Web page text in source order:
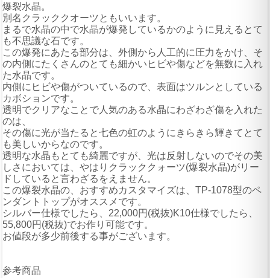
爆裂水晶。
別名クラッククオーツともいいます。
まるで水晶の中で水晶が爆発しているかのように見えるとて
も不思議な石です。
この爆発にあたる部分は、外側から人工的に圧力をかけ、そ
の内側にたくさんのとても細かいヒビや傷などを無数に入れ
た水晶です。
内側にヒビや傷がついているので、表面はツルンとしている
カボションです。
透明でクリアなことで人気のある水晶にわざわざ傷を入れた
のは、
その傷に光が当たると七色の虹のようにきらきら輝きてとて
も美しいからなのです。
透明な水晶もとても綺麗ですが、光は反射しないのでその美
しさにおいては、やはりクラッククォーツ(爆裂水晶)がリー
ドしていると言わざるをえません。
この爆裂水晶の、おすすめカスタマイズは、TP-1078型のペ
ンダントトップがオススメです。
シルバー仕様でしたら、22,000円(税抜)K10仕様でしたら、
55,800円(税抜)でお作り可能です。
お値段が多少前後する事がございます。
参考商品